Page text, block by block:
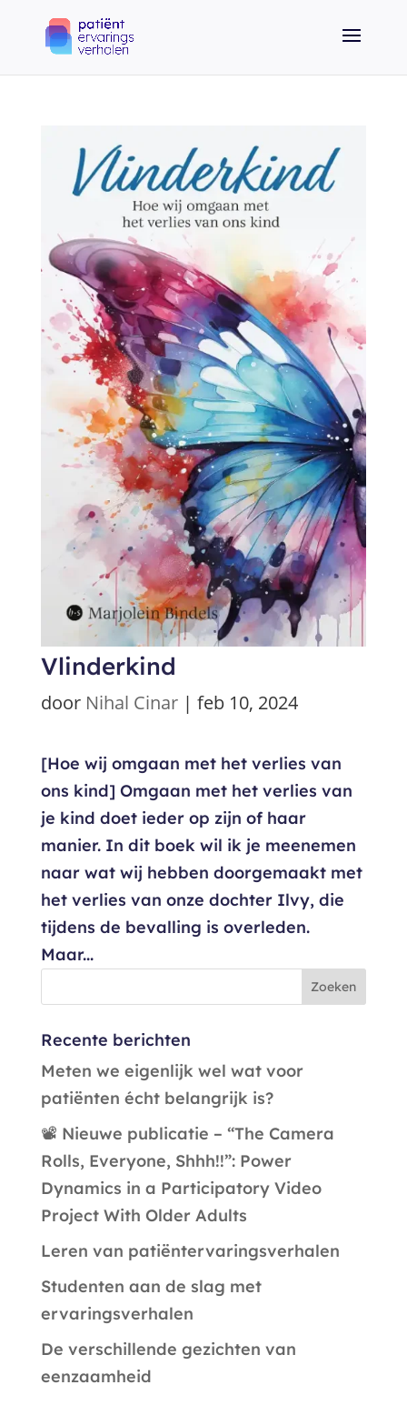
Vlinderkind
door Nihal Cinar| feb 10, 2024
[Hoe wij omgaan met het verlies van
ons kind] Omgaan met het verlies van
je kind doet ieder op zijn of haar
manier. In dit boek wil ik je meenemen
naar wat wij hebben doorgemaakt met
het verlies van onze dochter Ilvy, die
tijdens de bevalling is overleden.
Maar...
Recente berichten
Meten we eigenlijk wel wat voor
patiënten écht belangrijk is?
📽️ Nieuwe publicatie – “The Camera
Rolls, Everyone, Shhh!!”: Power
Dynamics in a Participatory Video
Project With Older Adults
Leren van patiëntervaringsverhalen
Studenten aan de slag met
ervaringsverhalen
De verschillende gezichten van
eenzaamheid